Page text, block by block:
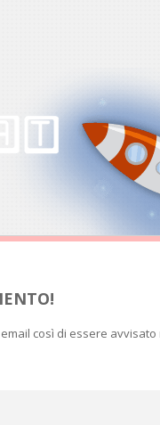
così di essere